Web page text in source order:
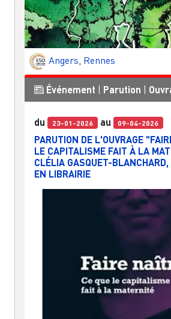
Angers, Rennes
Événement Parution
du 23-01-2026 au 09-04-2026
PARUTION DE L'OUVRAGE
LE CAPITALISME FAIT À LA
CLÉLIA GASQUET-
EN LIBRAIRIE